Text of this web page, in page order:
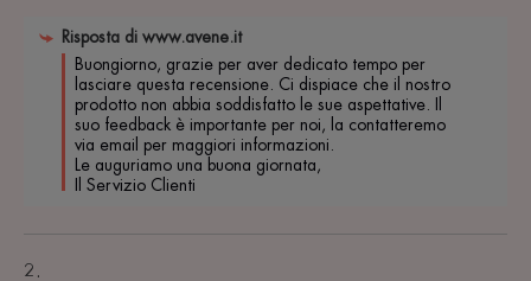
Risposta di www.avene.it
Buongiorno, grazie per aver dedicato tempo per
lasciare questa recensione. Ci dispiace che il nostro
prodotto non abbia soddisfatto le sue aspettative. Il
suo feedback è importante per noi, la contatteremo
via email per maggiori informazioni.
Le auguriamo una buona giornata,
Il Servizio Clienti